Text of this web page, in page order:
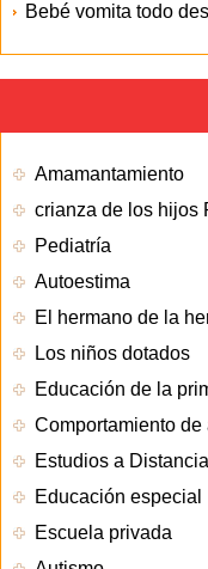
Bebé vomita todo
Amamantamiento
crianza de los hijos
Pediatría
Autoestima
El hermano de la
Los niños dotados
Educación de la
Comportamiento
Estudios a Distancia
Educación especial
Escuela privada